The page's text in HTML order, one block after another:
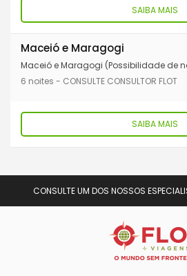
SAIBA MAIS
Maceió e Maragogi
Maceió e Maragogi (Possibilidade de
6 noites - CONSULTE CONSULTOR FLOT
SAIBA MAIS
CONSULTE UM DOS NOSSOS